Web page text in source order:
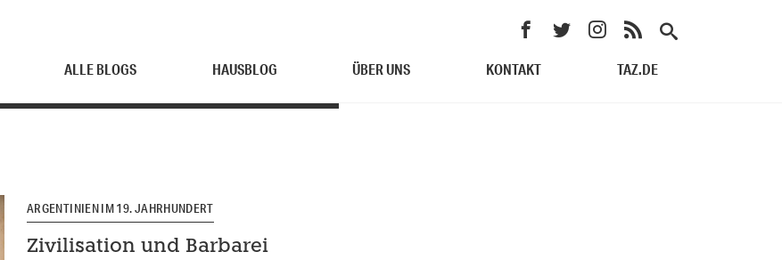
ALLE BLOGS HAUSBLOG ÜBER UNS KONTAKT TAZ.DE
ARGENTINIEN IM 19. JAHRHUNDERT
Zivilisation und Barbarei